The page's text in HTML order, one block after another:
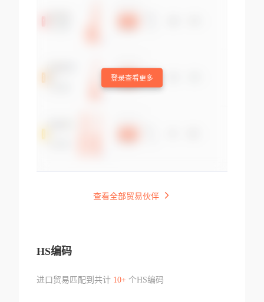
登录查看更多
查看全部贸易伙伴
HS编码
进口贸易匹配到共计 10+个HS编码